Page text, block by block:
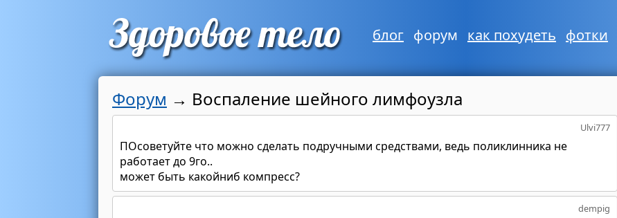
блог форум как похудеть фотки
Форум → Воспаление шейного лимфоузла
Ulvi777
ПОсоветуйте что можно сделать подручными средствами, ведь поликлинника не
работает до 9го..
может быть какойниб компресс?
dempig